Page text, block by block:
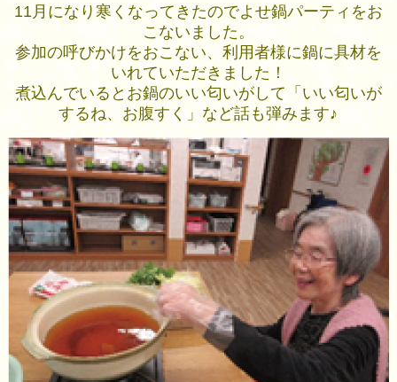
11月になり寒くなってきたのでよせ鍋パーティをお
こないました。
参加の呼びかけをおこない、利用者様に鍋に具材を
いれていただきました！
煮込んでいるとお鍋のいい匂いがして「いい匂いが
するね、お腹すく」など話も弾みます♪